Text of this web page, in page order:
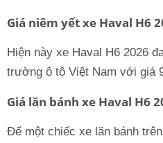
Giá niêm yết xe Haval H6
Hiện này xe Haval H6 2026
trường ô tô Việt Nam với giá
Giá lăn bánh xe Haval H6
Để một chiếc xe lăn bánh